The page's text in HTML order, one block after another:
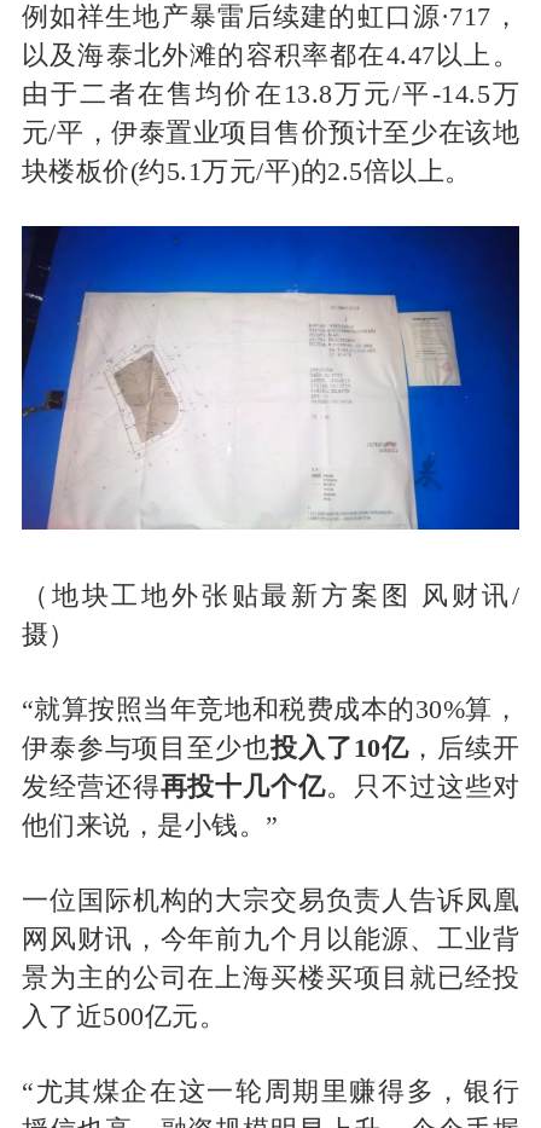
例如祥生地产暴雷后续建的虹口源·717，
以及海泰北外滩的容积率都在4.47以上。
由于二者在售均价在13.8万元/平-14.5万
元/平，伊泰置业项目售价预计至少在该地
块楼板价(约5.1万元/平)的2.5倍以上。
（地块工地外张贴最新方案图 风财讯/
摄）
“就算按照当年竞地和税费成本的30%算，
伊泰参与项目至少也投入了10亿，后续开
发经营还得再投十几个亿。只不过这些对
他们来说，是小钱。”
一位国际机构的大宗交易负责人告诉凤凰
网风财讯，今年前九个月以能源、工业背
景为主的公司在上海买楼买项目就已经投
入了近500亿元。
“尤其煤企在这一轮周期里赚得多，银行